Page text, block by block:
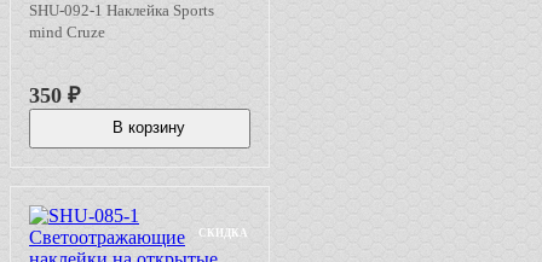
SHU-092-1 Наклейка Sports
mind Cruze
350 ₽
В корзину
СКИДКА